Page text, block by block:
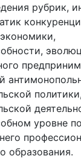
рубрик,
уровне
образования.